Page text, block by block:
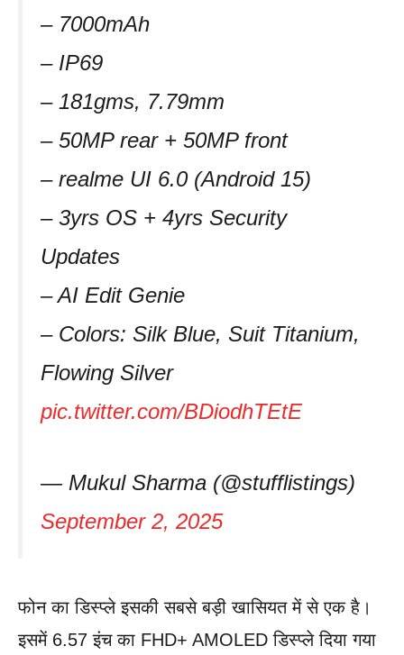
– 7000mAh
– IP69
– 181gms, 7.79mm
– 50MP rear + 50MP front
– realme UI 6.0 (Android 15)
– 3yrs OS + 4yrs Security
Updates
– AI Edit Genie
– Colors: Silk Blue, Suit Titanium,
Flowing Silver
pic.twitter.com/BDiodhTEtE
— Mukul Sharma (@stufflistings)
September 2, 2025
फोन का डिस्प्ले इसकी सबसे बड़ी खासियत में से एक है।
इसमें 6.57 इंच का FHD+ AMOLED डिस्प्ले दिया गया